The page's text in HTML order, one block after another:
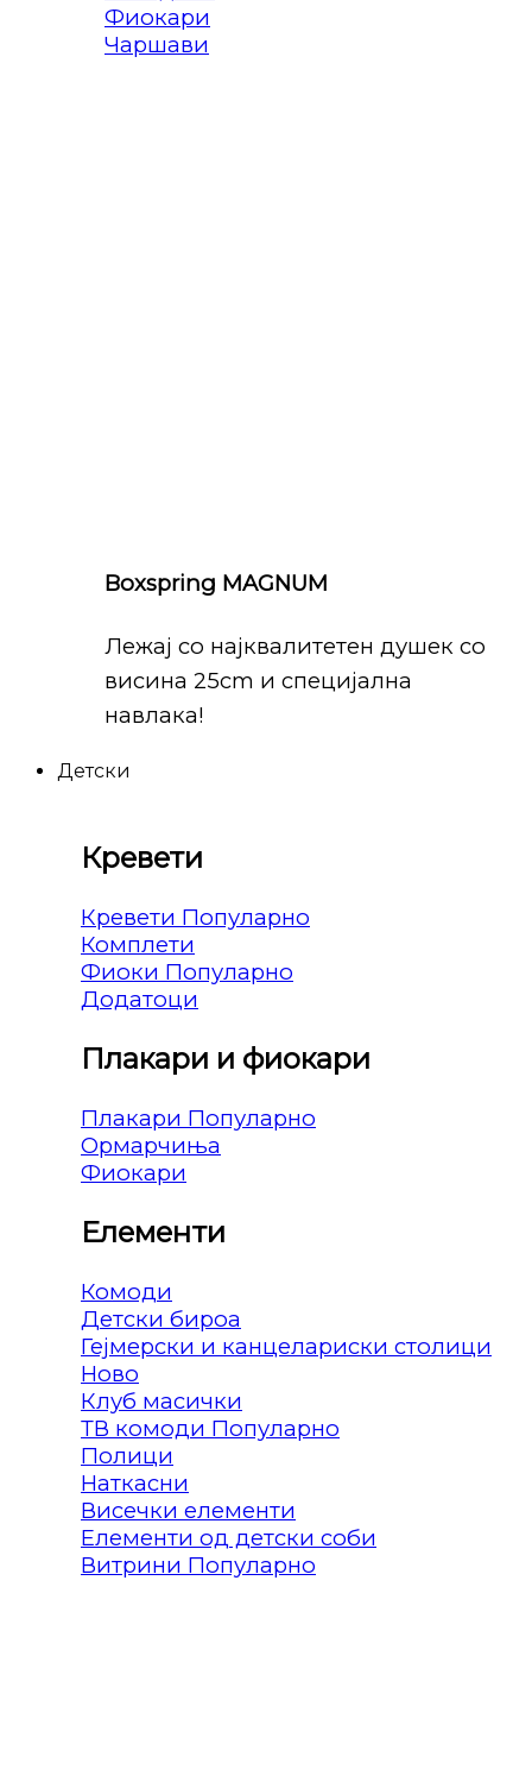
Фиокари
Чаршави
Boxspring MAGNUM
Лежај со најквалитетен душек со
висина 25cm и специјална
навлака!
Детски
Кревети
Кревети
Комплети
Фиоки
Додатоци
Плакари и фиокари
Плакари
Ормарчиња
Фиокари
Елементи
Комоди
Детски бироа
Гејмерски и канцелариски столици
Клуб масички
ТВ комоди
Полици
Наткасни
Висечки елементи
Елементи од детски соби
Витрини